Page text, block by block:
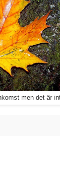
men det är